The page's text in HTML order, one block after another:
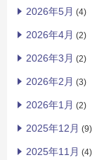
2026年5月 (4)
2026年4月 (2)
2026年3月 (2)
2026年2月 (3)
2026年1月 (2)
2025年12月 (9)
2025年11月 (4)